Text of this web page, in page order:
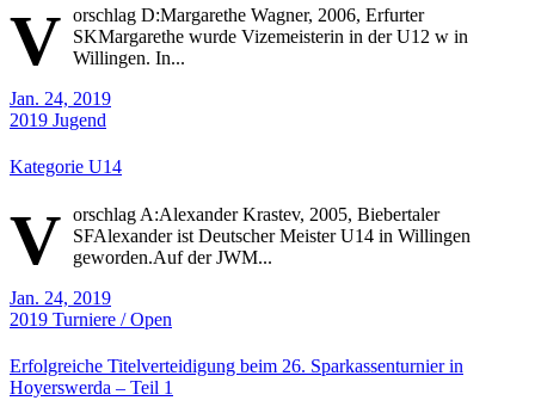
V orschlag D:Margarethe Wagner, 2006, Erfurter
SKMargarethe wurde Vizemeisterin in der U12 w in
Willingen. In...
Jan. 24, 2019
2019 Jugend
Kategorie U14
V orschlag A:Alexander Krastev, 2005, Biebertaler
SFAlexander ist Deutscher Meister U14 in Willingen
geworden.Auf der JWM...
Jan. 24, 2019
2019 Turniere / Open
Erfolgreiche Titelverteidigung beim 26. Sparkassenturnier in
Hoyerswerda – Teil 1